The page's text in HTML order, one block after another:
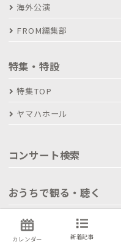
海外公演
FROM編集部
特集・特設
特集TOP
ヤマハホール
コンサート検索
おうちで観る・聴く
無料ライブ配信スケジュール
有料ライブ配信スケジュール
カレンダー 新着記事